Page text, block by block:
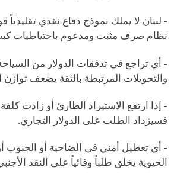
- لبنان لا يملك نموذج دفاع نقدي
نظام صرف مثبت ومدعوم باحتياطيات
- أي تراجع في تدفقات الدولار من
والتحويلات المرتبطة بالثقة يضعف
- إذا ارتفع الاستيراد الطارئ أو زادت كلفة
فسيزداد الطلب على الدولار التجاري.
- أي تعطيل أمني في الضاحية أو الجنوب
الحيوية يخلق طلباً وقائياً على النقد